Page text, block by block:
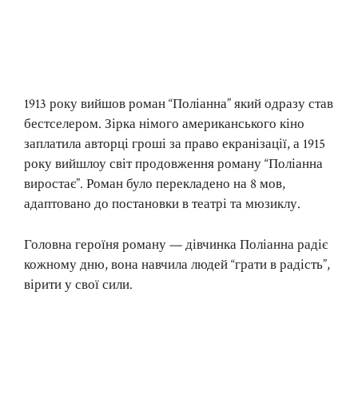
1913 року вийшов роман “Поліанна” який одразу став
бестселером. Зірка німого американського кіно
заплатила авторці гроші за право екранізації, а 1915
року вийшлоу світ продовження роману “Поліанна
виростає”. Роман було перекладено на 8 мов,
адаптовано до постановки в театрі та мюзиклу.
Головна героїня роману — дівчинка Поліанна радіє
кожному дню, вона навчила людей “грати в радість”,
вірити у свої сили.